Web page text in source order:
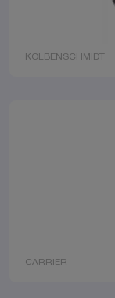
KOLBENSCHMIDT
CARRIER